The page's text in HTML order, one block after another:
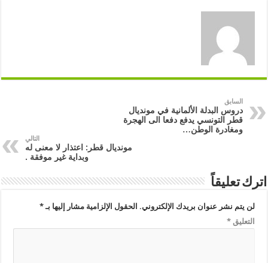
السابق
دروس البدلة الألمانية في مونديال
قطر التونسي يدفع دفعا الى الهجرة
ومغادرة الوطن…
التالي
مونديال قطر: اعتذار لا معنى له
وبداية غير موفقة .
اترك تعليقاً
لن يتم نشر عنوان بريدك الإلكتروني. الحقول الإلزامية مشار إليها بـ*
التعليق*